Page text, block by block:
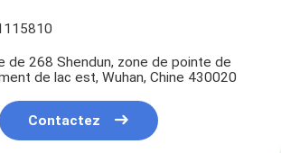
de 268 Shendun, zone de pointe de
de lac est, Wuhan, Chine 430020
Contactez